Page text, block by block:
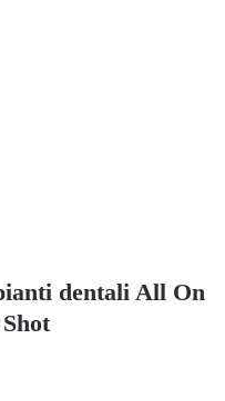
dentali All On